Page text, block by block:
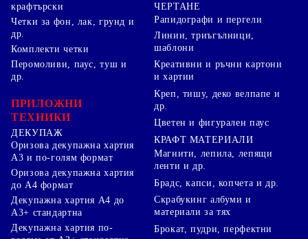
крафтърски
Четки за фон, лак, грунд и
др.
Комплекти четки
ЧЕРТАНЕ
Рапидографи и пергели
Линии, триъгълници,
шаблони
Перомоливи, паус, туш и
др.
ПРИЛОЖНИ
ТЕХНИКИ
ДЕКУПАЖ
Оризова декупажна хартия
А3 и по-голям формат
Оризова декупажна хартия
до А4 формат
Декупажна хартия А4 до
А3+ стандартна
Декупажна хартия по-
Креативни и ръчни картони
и хартии
Креп, тишу, деко велпапе и
др.
Цветен и фигурален паус
КРАФТ МАТЕРИАЛИ
Магнити, лепила, лепящи
ленти и др.
Брадс, капси, копчета и др.
Скрабукинг албуми и
материали за тях
Брокат, пудри, перфектни